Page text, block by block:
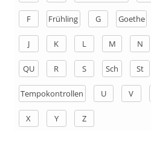
F Frühling G Goethe
J K L M N
QU R S Sch St
Tempokontrollen U V
X Y Z